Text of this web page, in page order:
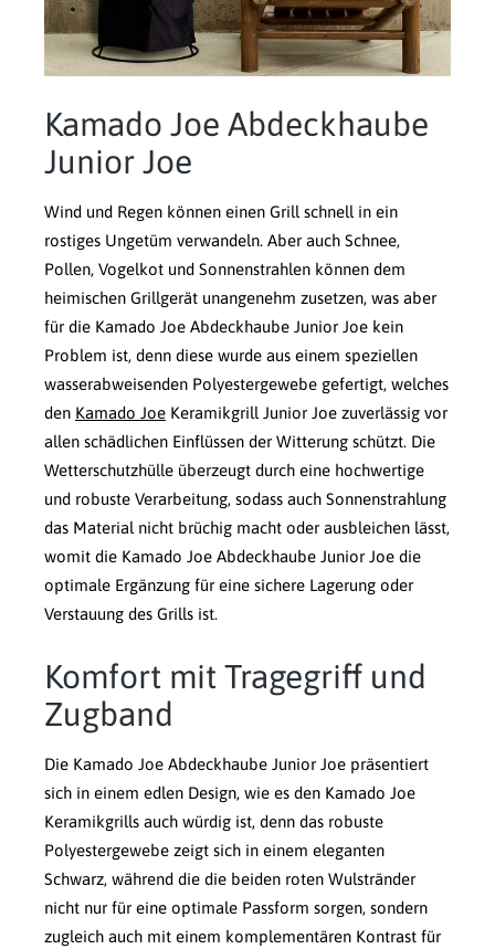
Kamado Joe Abdeckhaube
Junior Joe
Wind und Regen können einen Grill schnell in ein
rostiges Ungetüm verwandeln. Aber auch Schnee,
Pollen, Vogelkot und Sonnenstrahlen können dem
heimischen Grillgerät unangenehm zusetzen, was aber
für die Kamado Joe Abdeckhaube Junior Joe kein
Problem ist, denn diese wurde aus einem speziellen
wasserabweisenden Polyestergewebe gefertigt, welches
den Kamado Joe Keramikgrill Junior Joe zuverlässig vor
allen schädlichen Einflüssen der Witterung schützt. Die
Wetterschutzhülle überzeugt durch eine hochwertige
und robuste Verarbeitung, sodass auch Sonnenstrahlung
das Material nicht brüchig macht oder ausbleichen lässt,
womit die Kamado Joe Abdeckhaube Junior Joe die
optimale Ergänzung für eine sichere Lagerung oder
Verstauung des Grills ist.
Komfort mit Tragegriff und
Zugband
Die Kamado Joe Abdeckhaube Junior Joe präsentiert
sich in einem edlen Design, wie es den Kamado Joe
Keramikgrills auch würdig ist, denn das robuste
Polyestergewebe zeigt sich in einem eleganten
Schwarz, während die die beiden roten Wulstränder
nicht nur für eine optimale Passform sorgen, sondern
zugleich auch mit einem komplementären Kontrast für